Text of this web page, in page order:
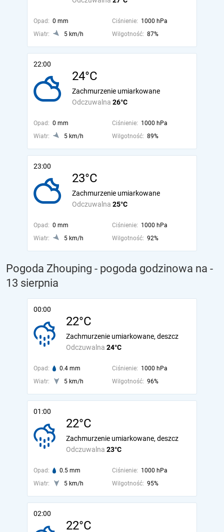
Opad: 0 mm Ciśnienie: 1000 hPa
Wiatr:
5 km/h Wilgotność: 87%
22:00
24°C
Odczuwalna 26°C
Zachmurzenie umiarkowane
Opad: 0 mm Ciśnienie: 1000 hPa
Wiatr:
5 km/h Wilgotność: 89%
23:00
23°C
Odczuwalna 25°C
Zachmurzenie umiarkowane
Opad: 0 mm Ciśnienie: 1000 hPa
Wiatr:
5 km/h Wilgotność: 92%
Pogoda Zhouping - pogoda godzinowa na -
13 sierpnia
00:00
22°C
Odczuwalna 24°C
Zachmurzenie umiarkowane, deszcz
Opad: 0.4 mm Ciśnienie: 1000 hPa
Wiatr:
5 km/h Wilgotność: 96%
01:00
22°C
Odczuwalna 23°C
Zachmurzenie umiarkowane, deszcz
Opad: 0.5 mm Ciśnienie: 1000 hPa
Wiatr:
5 km/h Wilgotność: 95%
02:00
22°C